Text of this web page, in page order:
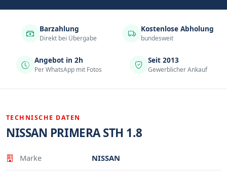
Barzahlung
Direkt bei Übergabe
Kostenlose Abholung
bundesweit
Angebot in 2h
Per WhatsApp mit Fotos
Seit 2013
Gewerblicher Ankauf
TECHNISCHE DATEN
NISSAN PRIMERA STH 1.8
Eigenschaft
Marke NISSAN